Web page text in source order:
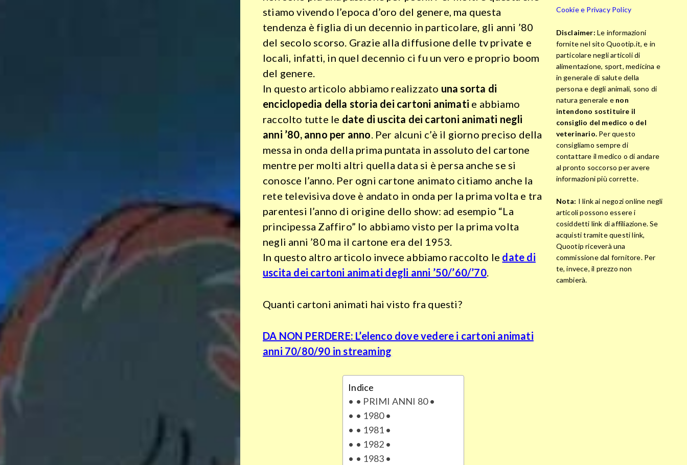
stiamo vivendo l’epoca d’oro del genere, ma questa
tendenza è figlia di un decennio in particolare, gli anni ’80
del secolo scorso. Grazie alla diffusione delle tv private e
locali, infatti, in quel decennio ci fu un vero e proprio boom
del genere.
In questo articolo abbiamo realizzato una sorta di
enciclopedia della storia dei cartoni animati e abbiamo
raccolto tutte le date di uscita dei cartoni animati negli
anni ’80, anno per anno. Per alcuni c’è il giorno preciso della
messa in onda della prima puntata in assoluto del cartone
mentre per molti altri quella data si è persa anche se si
conosce l’anno. Per ogni cartone animato citiamo anche la
rete televisiva dove è andato in onda per la prima volta e tra
parentesi l’anno di origine dello show: ad esempio “La
principessa Zaffiro” lo abbiamo visto per la prima volta
negli anni ’80 ma il cartone era del 1953.
In questo altro articolo invece abbiamo raccolto le date di
uscita dei cartoni animati degli anni ’50/’60/’70.
Quanti cartoni animati hai visto fra questi?
DA NON PERDERE: L’elenco dove vedere i cartoni animati
anni 70/80/90 in streaming
Indice
• PRIMI ANNI 80 •
• 1980 •
• 1981 •
• 1982 •
• 1983 •
Cookie e Privacy Policy
Disclaimer: Le informazioni
fornite nel sito Quootip.it, e in
particolare negli articoli di
alimentazione, sport, medicina e
in generale di salute della
persona e degli animali, sono di
natura generale e non
intendono sostituire il
consiglio del medico o del
veterinario. Per questo
consigliamo sempre di
contattare il medico o di andare
al pronto soccorso per avere
informazioni più corrette.
Nota: I link ai negozi online negli
articoli possono essere i
cosiddetti link di affiliazione. Se
acquisti tramite questi link,
Quootip riceverà una
commissione dal fornitore. Per
te, invece, il prezzo non
cambierà.